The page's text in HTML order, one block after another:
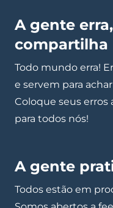
A gente
compartilha
Todo mundo erra!
e servem para
Coloque seus
para todos nós!
A gente
Todos estão em